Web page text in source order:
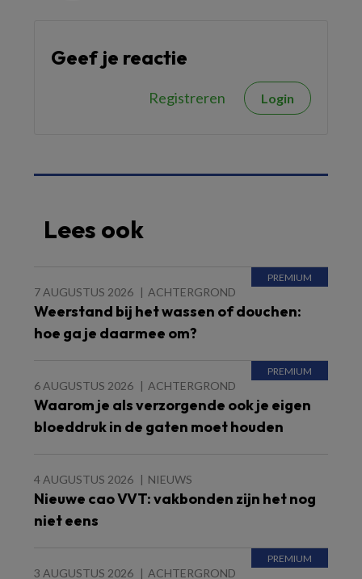
Geef je reactie
Registreren Login
Lees ook
7 AUGUSTUS 2026 ACHTERGROND
Weerstand bij het wassen of douchen:
hoe ga je daarmee om?
6 AUGUSTUS 2026 ACHTERGROND
Waarom je als verzorgende ook je eigen
bloeddruk in de gaten moet houden
4 AUGUSTUS 2026 NIEUWS
Nieuwe cao VVT: vakbonden zijn het nog
niet eens
3 AUGUSTUS 2026 ACHTERGROND